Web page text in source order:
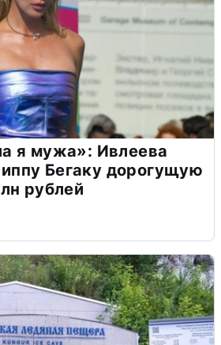
я мужа»: Ивлеева
Бегаку дорогущую
рублей